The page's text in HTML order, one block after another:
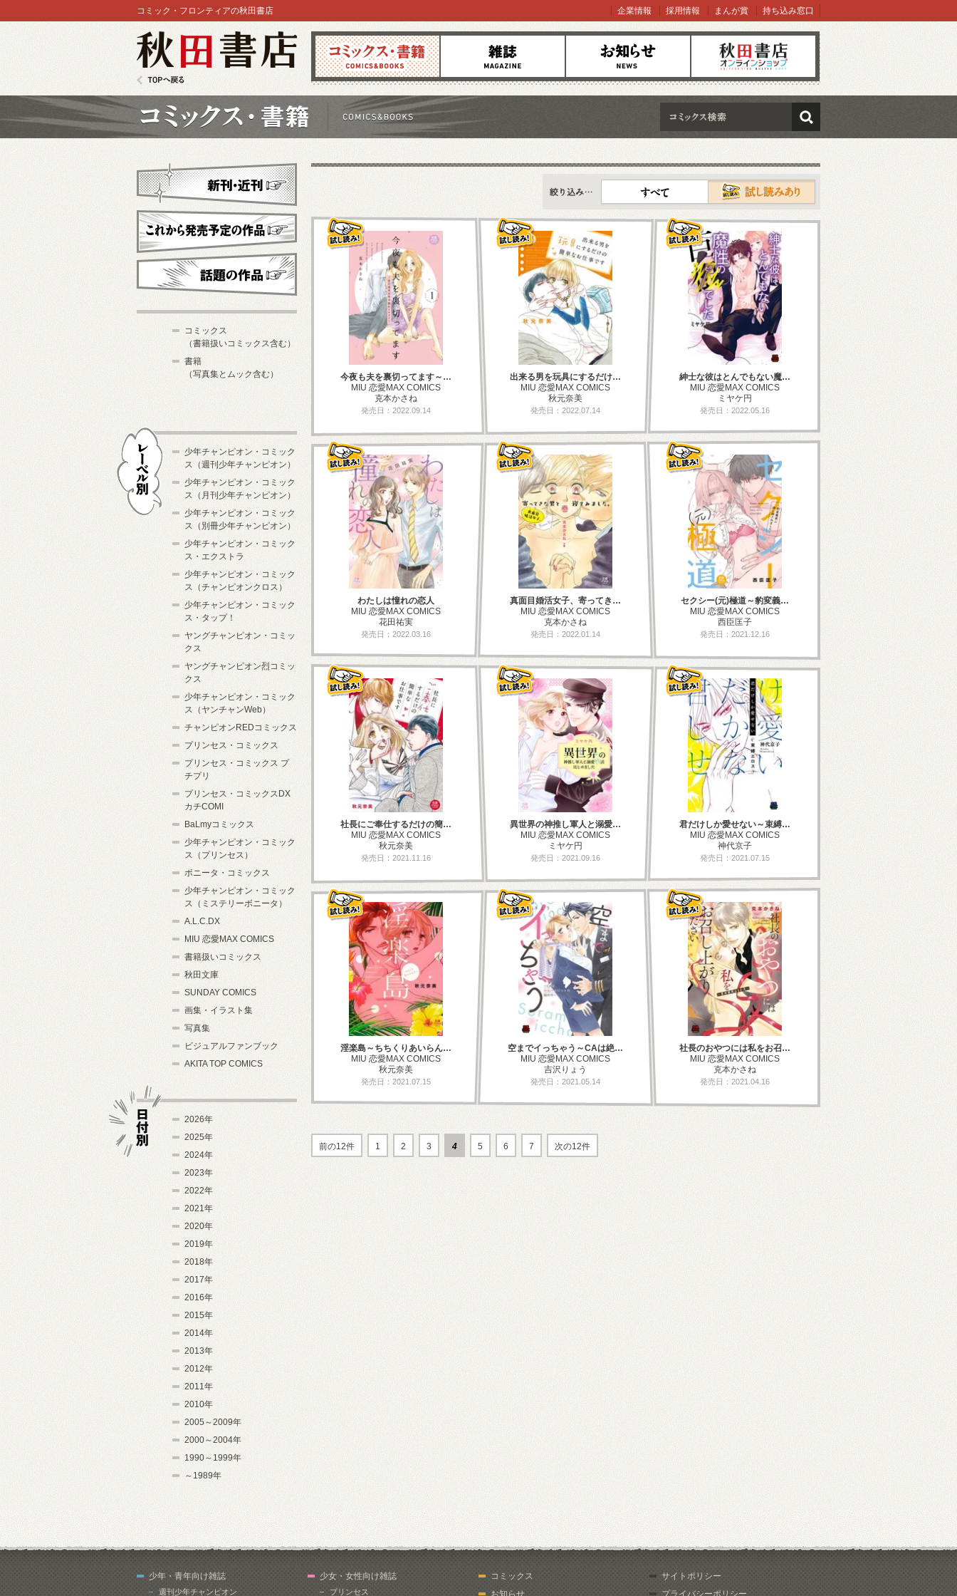
コミックス 雑誌 お知らせ オンラインショップ
コミック・フロンティアの秋田書店 企業情報 採用情報 まんが賞 持ち込み窓口
検索
新刊情報
すべて
今夜も夫を裏切ってます～…
MIU 恋愛MAX COMICS
克本かさね
発売日：2022.09.14
出来る男を玩具にするだけ…
MIU 恋愛MAX COMICS
秋元奈美
発売日：2022.07.14
紳士な彼はとんでもない魔…
MIU 恋愛MAX COMICS
ミヤケ円
発売日：2022.05.16
わたしは憧れの恋人
MIU 恋愛MAX COMICS
花田祐実
発売日：2022.03.16
真面目婚活女子、寄ってき…
MIU 恋愛MAX COMICS
克本かさね
発売日：2022.01.14
セクシー(元)極道～豹変義…
MIU 恋愛MAX COMICS
西臣匡子
発売日：2021.12.16
社長にご奉仕するだけの簡…
MIU 恋愛MAX COMICS
秋元奈美
発売日：2021.11.16
異世界の神推し軍人と溺愛…
MIU 恋愛MAX COMICS
ミヤケ円
発売日：2021.09.16
君だけしか愛せない～束縛…
MIU 恋愛MAX COMICS
神代京子
発売日：2021.07.15
淫楽島～ちちくりあいらん…
MIU 恋愛MAX COMICS
秋元奈美
発売日：2021.07.15
空までイっちゃう～CAは絶…
MIU 恋愛MAX COMICS
吉沢りょう
発売日：2021.05.14
社長のおやつには私をお召…
MIU 恋愛MAX COMICS
克本かさね
発売日：2021.04.16
前の12件 1 2 3 4 5 6 7 次の12件
新刊・近刊
これから発売予定
コミックス
（書籍扱いコミックス含む）
書籍
（写真集とムック含む）
少年チャンピオン・コミック
ス（週刊少年チャンピオン）
少年チャンピオン・コミック
ス（月刊少年チャンピオン）
少年チャンピオン・コミック
ス（別冊少年チャンピオン）
少年チャンピオン・コミック
ス・エクストラ
少年チャンピオン・コミック
ス（チャンピオンクロス）
少年チャンピオン・コミック
ス・タップ！
ヤングチャンピオン・コミッ
クス
ヤングチャンピオン烈コミッ
クス
少年チャンピオン・コミック
ス（ヤンチャンWeb）
チャンピオンREDコミックス
プリンセス・コミックス
プリンセス・コミックス プ
チプリ
プリンセス・コミックスDX
カチCOMI
BaLmyコミックス
少年チャンピオン・コミック
ス（プリンセス）
ボニータ・コミックス
少年チャンピオン・コミック
ス（ミステリーボニータ）
A.L.C.DX
MIU 恋愛MAX COMICS
書籍扱いコミックス
秋田文庫
SUNDAY COMICS
画集・イラスト集
写真集
ビジュアルファンブック
AKITA TOP COMICS
2026年
2025年
2024年
2023年
2022年
2021年
2020年
2019年
2018年
2017年
2016年
2015年
2014年
2013年
2012年
2011年
2010年
2005～2009年
2000～2004年
1990～1999年
～1989年
少年・青年向け雑誌
週刊少年チャンピオン
少女・女性向け雑誌
プリンセス
コミックス
お知らせ
サイトポリシー
プライバシーポリシー